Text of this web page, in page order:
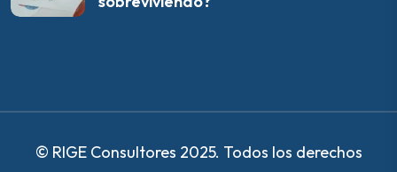
© RIGE Consultores 2025. Todos los derechos